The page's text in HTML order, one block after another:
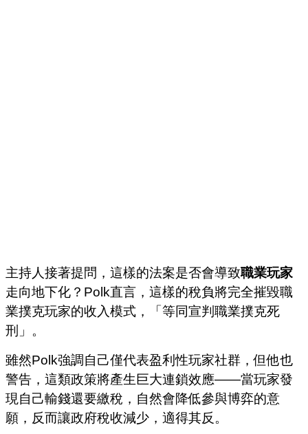
主持人接著提問，這樣的法案是否會導致職業玩家
走向地下化？Polk直言，這樣的稅負將完全摧毀職
業撲克玩家的收入模式，「等同宣判職業撲克死
刑」。
雖然Polk強調自己僅代表盈利性玩家社群，但他也
警告，這類政策將產生巨大連鎖效應——當玩家發
現自己輸錢還要繳稅，自然會降低參與博弈的意
願，反而讓政府稅收減少，適得其反。